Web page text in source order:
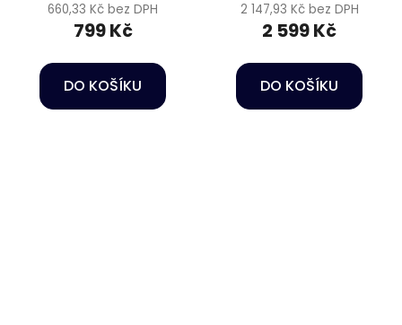
660,33 Kč bez DPH
799 Kč
DO KOŠÍKU
2 147,93 Kč bez DPH
2 599 Kč
DO KOŠÍKU